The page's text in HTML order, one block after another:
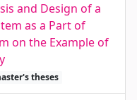
and Design of a
as a Part of
on the Example of
theses